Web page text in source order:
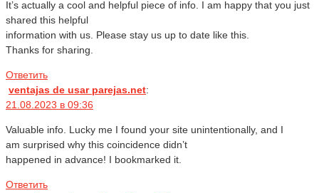
It’s actually a cool and helpful piece of info. I am happy that you just
shared this helpful
information with us. Please stay us up to date like this.
Thanks for sharing.
Ответить
ventajas de usar parejas.net:
21.08.2023 в 09:36
Valuable info. Lucky me I found your site unintentionally, and I
am surprised why this coincidence didn’t
happened in advance! I bookmarked it.
Ответить